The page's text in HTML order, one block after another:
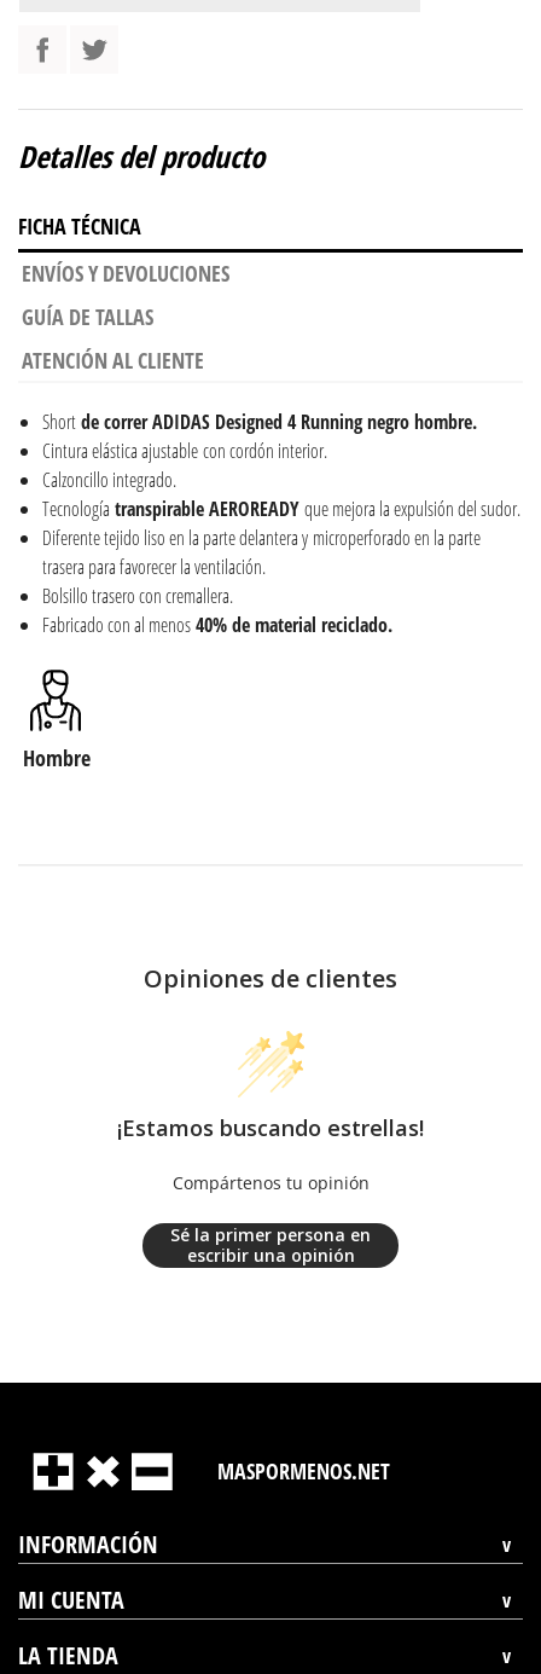
Detalles del producto
FICHA TÉCNICA
ENVÍOS Y DEVOLUCIONES
GUÍA DE TALLAS
ATENCIÓN AL CLIENTE
Shortde correr ADIDAS Designed 4 Running negro hombre.
Cintura elástica ajustable con cordón interior.
Calzoncillo integrado.
Tecnología transpirable AEROREADYque mejora la expulsión del sudor.
Diferente tejido liso en la parte delantera y microperforado en la parte
trasera para favorecer la ventilación.
Bolsillo trasero con cremallera.
Fabricado con al menos40% de material reciclado.
Hombre
Opiniones de clientes
¡Estamos buscando estrellas!
Compártenos tu opinión
Sé la primer persona en
escribir una opinión
MASPORMENOS.NET
INFORMACIÓN
MI CUENTA
LA TIENDA